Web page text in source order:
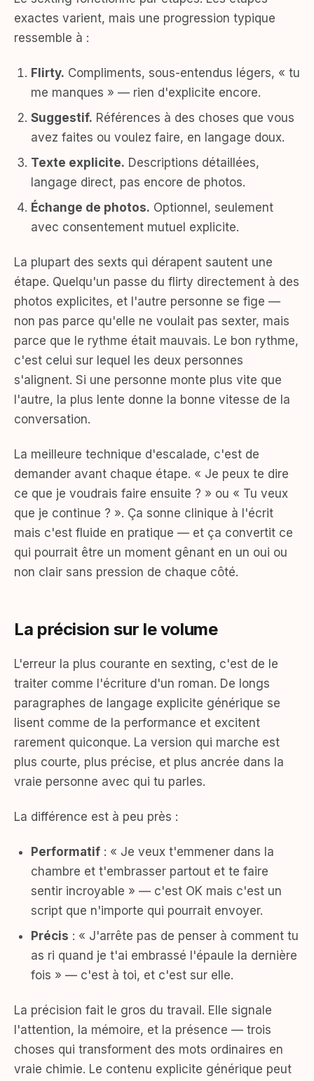
exactes varient, mais une progression typique
ressemble à :
Flirty. Compliments, sous-entendus légers, « tu
me manques » — rien d'explicite encore.
Suggestif. Références à des choses que vous
avez faites ou voulez faire, en langage doux.
Texte explicite. Descriptions détaillées,
langage direct, pas encore de photos.
Échange de photos. Optionnel, seulement
avec consentement mutuel explicite.
La plupart des sexts qui dérapent sautent une
étape. Quelqu'un passe du flirty directement à des
photos explicites, et l'autre personne se fige —
non pas parce qu'elle ne voulait pas sexter, mais
parce que le rythme était mauvais. Le bon rythme,
c'est celui sur lequel les deux personnes
s'alignent. Si une personne monte plus vite que
l'autre, la plus lente donne la bonne vitesse de la
conversation.
La meilleure technique d'escalade, c'est de
demander avant chaque étape. « Je peux te dire
ce que je voudrais faire ensuite ? » ou « Tu veux
que je continue ? ». Ça sonne clinique à l'écrit
mais c'est fluide en pratique — et ça convertit ce
qui pourrait être un moment gênant en un oui ou
non clair sans pression de chaque côté.
La précision sur le volume
L'erreur la plus courante en sexting, c'est de le
traiter comme l'écriture d'un roman. De longs
paragraphes de langage explicite générique se
lisent comme de la performance et excitent
rarement quiconque. La version qui marche est
plus courte, plus précise, et plus ancrée dans la
vraie personne avec qui tu parles.
La différence est à peu près :
Performatif : « Je veux t'emmener dans la
chambre et t'embrasser partout et te faire
sentir incroyable » — c'est OK mais c'est un
script que n'importe qui pourrait envoyer.
Précis : « J'arrête pas de penser à comment tu
as ri quand je t'ai embrassé l'épaule la dernière
fois » — c'est à toi, et c'est sur elle.
La précision fait le gros du travail. Elle signale
l'attention, la mémoire, et la présence — trois
choses qui transforment des mots ordinaires en
vraie chimie. Le contenu explicite générique peut